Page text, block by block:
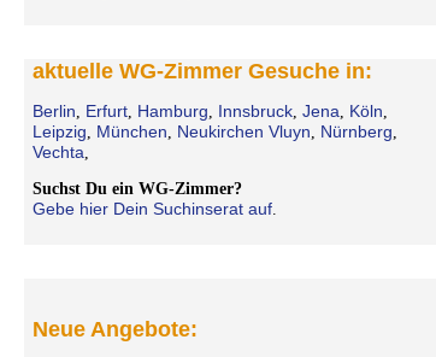
aktuelle WG-Zimmer Gesuche in:
Berlin Erfurt, Hamburg Innsbruck, Jena Köln
Leipzig München Neukirchen Vluyn Nürnberg
Vechta
Suchst Du ein WG-Zimmer?
Gebe hier Dein Suchinserat auf.
Neue Angebote: